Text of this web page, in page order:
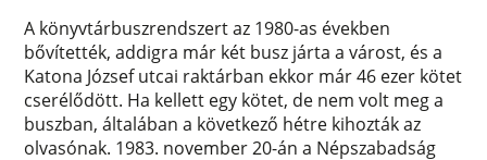
A könyvtárbuszrendszert az 1980-as években
bővítették, addigra már két busz járta a várost, és a
Katona József utcai raktárban ekkor már 46 ezer kötet
cserélődött. Ha kellett egy kötet, de nem volt meg a
buszban, általában a következő hétre kihozták az
olvasónak. 1983. november 20-án a Népszabadság